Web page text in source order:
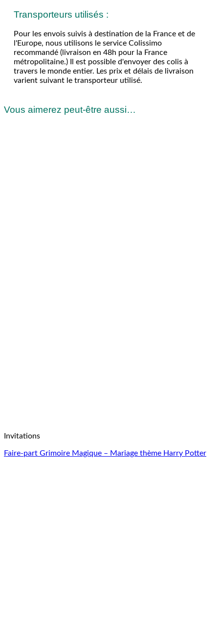
Transporteurs utilisés :
Pour les envois suivis à destination de la France et de
l'Europe, nous utilisons le service Colissimo
recommandé (livraison en 48h pour la France
métropolitaine.) Il est possible d'envoyer des colis à
travers le monde entier. Les prix et délais de livraison
varient suivant le transporteur utilisé.
Vous aimerez peut-être aussi…
Invitations
Faire-part Grimoire Magique – Mariage thème Harry Potter